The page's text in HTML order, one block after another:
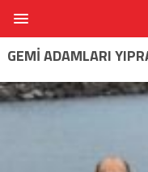
GEMI ADAMLARI